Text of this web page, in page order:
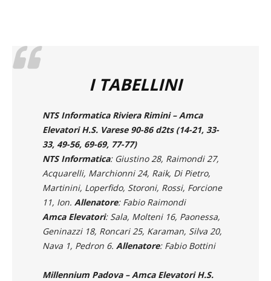
NTS Informatica Riviera Rimini – Amca
33, 49-56, 69-69, 77-77)
NTS Informatica: Giustino 28, Raimondi 27,
Acquarelli, Marchionni 24, Raik, Di Pietro,
Martinini, Loperfido, Storoni, Rossi, Forcione
11, Ion.Allenatore: Fabio Raimondi
Amca Elevatori: Sala, Molteni 16, Paonessa,
Geninazzi 18, Roncari 25, Karaman, Silva 20,
Nava 1, Pedron 6.Allenatore: Fabio Bottini
Millennium Padova – Amca Elevatori H.S.